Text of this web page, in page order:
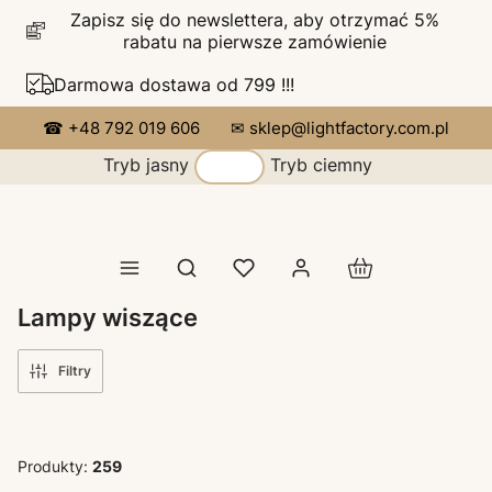
Zapisz się do newslettera, aby otrzymać 5%
rabatu na pierwsze zamówienie
Darmowa dostawa od 799 !!!
☎ +48 792 019 606 ✉ sklep@lightfactory.com.pl
Tryb jasny Tryb ciemny
Otwórz wyszukiwarkę Produkty w
Lampy wiszące
Filtry
Produkty: 259